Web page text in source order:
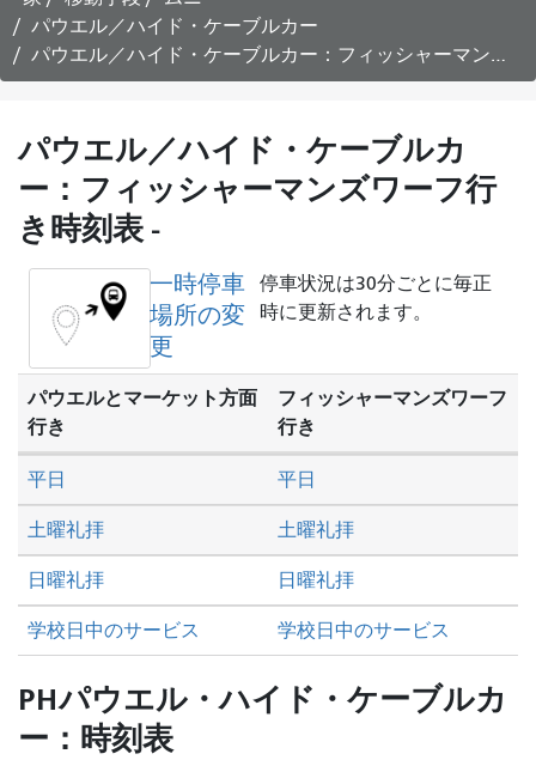
よ
う
に
を
た
パウエル／ハイド・ケーブルカー
パウエル／ハイド・ケーブルカー：フィッシャーマンズワーフ行き時刻表 -
パウエル／ハイド・ケーブルカ
ー：フィッシャーマンズワーフ行
き時刻表 -
一時停車
場所の変
更
停車状況は30分ごとに毎正
時に更新されます。
パウエルとマーケット方面
行き
フィッシャーマンズワーフ
行き
土曜礼拝 土曜礼拝
日曜礼拝 日曜礼拝
平日 平日
学校日中のサービス 学校日中のサービス
PHパウエル・ハイド・ケーブルカ
ー：時刻表